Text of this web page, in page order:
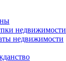
недвижимости
недвижимости